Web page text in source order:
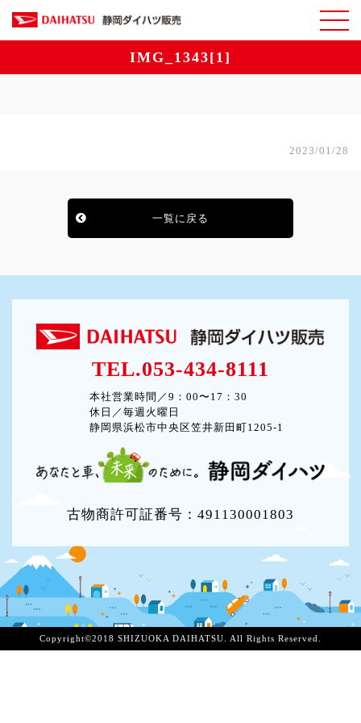
IMG_1343[1]
2023/01/28
一覧に戻る
TEL.053-434-8111
本社営業時間／9：00〜17：30
休日／毎週火曜日
静岡県浜松市中央区笠井新田町1205-1
古物商許可証番号：491130001803
Copyright©2018 SHIZUOKA DAIHATSU. All Rights Reserved.